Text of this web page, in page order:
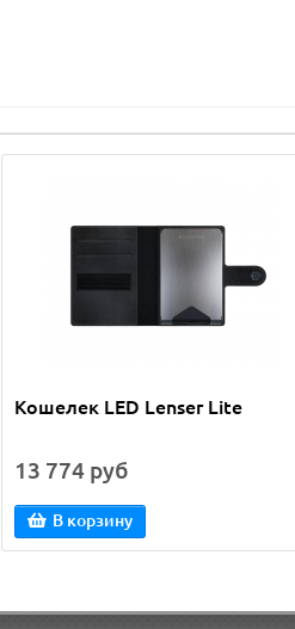
Кошелек LED Lenser Lite
13 774 руб
В корзину